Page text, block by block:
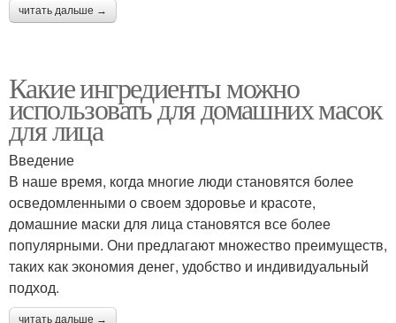
читать дальше →
Какие ингредиенты можно
использовать для домашних масок
для лица
Введение
В наше время, когда многие люди становятся более
осведомленными о своем здоровье и красоте,
домашние маски для лица становятся все более
популярными. Они предлагают множество преимуществ,
таких как экономия денег, удобство и индивидуальный
подход.
читать дальше →